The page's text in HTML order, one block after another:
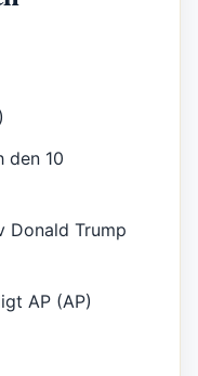
den 10
Donald Trump
AP (AP)